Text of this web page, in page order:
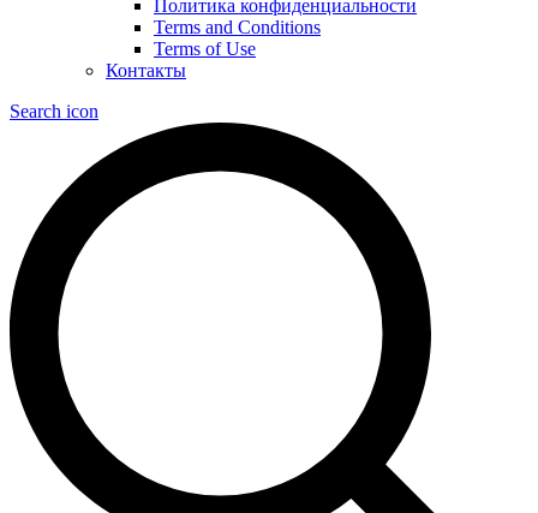
Политика конфиденциальности
Terms and Conditions
Terms of Use
Контакты
Search icon